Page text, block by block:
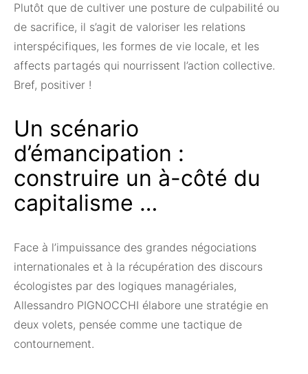
Plutôt que de cultiver une posture de culpabilité ou
de sacrifice, il s’agit de valoriser les relations
interspécifiques, les formes de vie locale, et les
affects partagés qui nourrissent l’action collective.
Bref, positiver !
Un scénario
d’émancipation :
construire un à-côté du
capitalisme …
Face à l’impuissance des grandes négociations
internationales et à la récupération des discours
écologistes par des logiques managériales,
Allessandro PIGNOCCHI élabore une stratégie en
deux volets, pensée comme une tactique de
contournement.